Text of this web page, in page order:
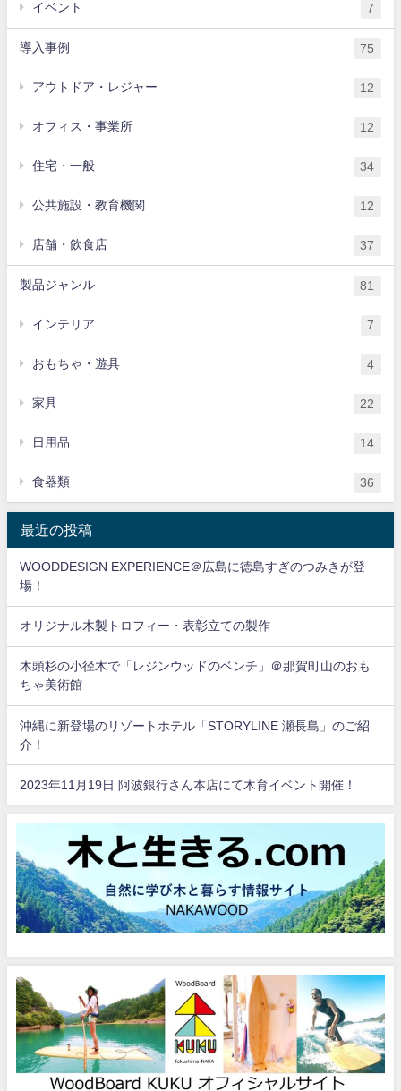
イベント 7
導入事例 75
アウトドア・レジャー 12
オフィス・事業所 12
住宅・一般 34
公共施設・教育機関 12
店舗・飲食店 37
製品ジャンル 81
インテリア 7
おもちゃ・遊具 4
家具 22
日用品 14
食器類 36
最近の投稿
WOODDESIGN EXPERIENCE＠広島に徳島すぎのつみきが登
場！
オリジナル木製トロフィー・表彰立ての製作
木頭杉の小径木で「レジンウッドのベンチ」＠那賀町山のおも
ちゃ美術館
沖縄に新登場のリゾートホテル「STORYLINE 瀬長島」のご紹
介！
2023年11月19日 阿波銀行さん本店にて木育イベント開催！